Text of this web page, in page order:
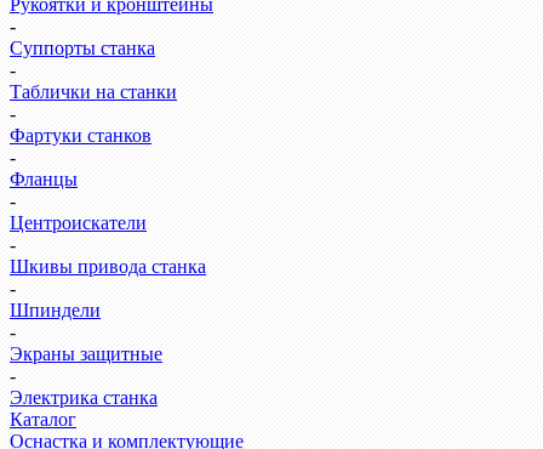
Рукоятки и кронштейны
-
Суппорты станка
-
Таблички на станки
-
Фартуки станков
-
Фланцы
-
Центроискатели
-
Шкивы привода станка
-
Шпиндели
-
Экраны защитные
-
Электрика станка
Каталог
Оснастка и комплектующие